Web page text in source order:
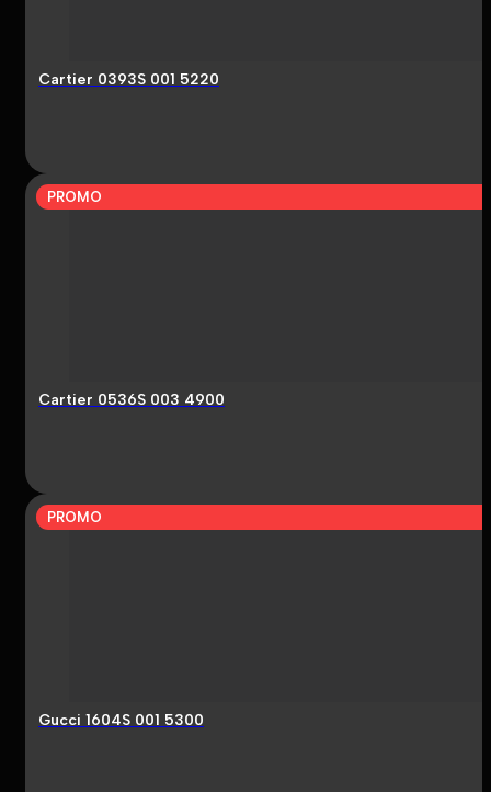
Cartier 0393S 001 5220
PROMO
Cartier 0536S 003 4900
PROMO
Gucci 1604S 001 5300